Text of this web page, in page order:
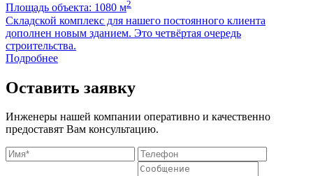
Площадь объекта: 1080 м2
Складской комплекс для нашего постоянного клиента
дополнен новым зданием. Это четвёртая очередь
строительства.
Подробнее
Оставить заявку
Инженеры нашей компании оперативно и качественно
предоставят Вам консультацию.